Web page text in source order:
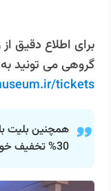
برای اطلاع دقیق
گروهی می تونید
tickets
همچنین بلیت
30% تخفیف خواهد بود.